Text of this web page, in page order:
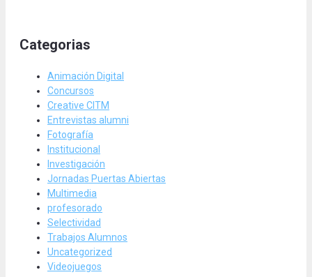
Categorias
Animación Digital
Concursos
Creative CITM
Entrevistas alumni
Fotografía
Institucional
Investigación
Jornadas Puertas Abiertas
Multimedia
profesorado
Selectividad
Trabajos Alumnos
Uncategorized
Videojuegos